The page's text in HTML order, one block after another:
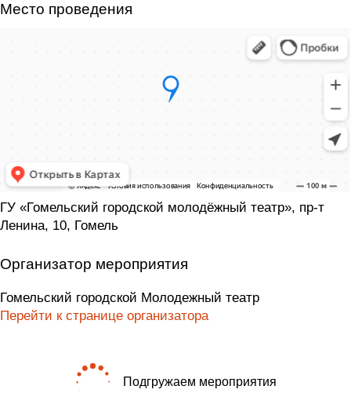
Место проведения
ГУ «Гомельский городской молодёжный театр», пр-т
Ленина, 10, Гомель
Организатор мероприятия
Гомельский городской Молодежный театр
Перейти к странице организатора
Подгружаем мероприятия